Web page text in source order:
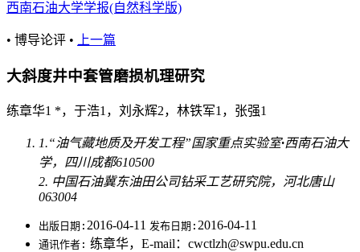
西南石油大学学报(自然科学版)
• 博导论评 • 上一篇
大斜度井中套管磨损机理研究
练章华1 *，于浩1，刘永辉2，林铁军1，张强1
1.“油气藏地质及开发工程”国家重点实验室·西南石油大
学，四川成都610500
2. 中国石油冀东油田公司钻采工艺研究院，河北唐山
063004
出版日期: 2016-04-11 发布日期: 2016-04-11
通讯作者: 练章华，E-mail：cwctlzh@swpu.edu.cn